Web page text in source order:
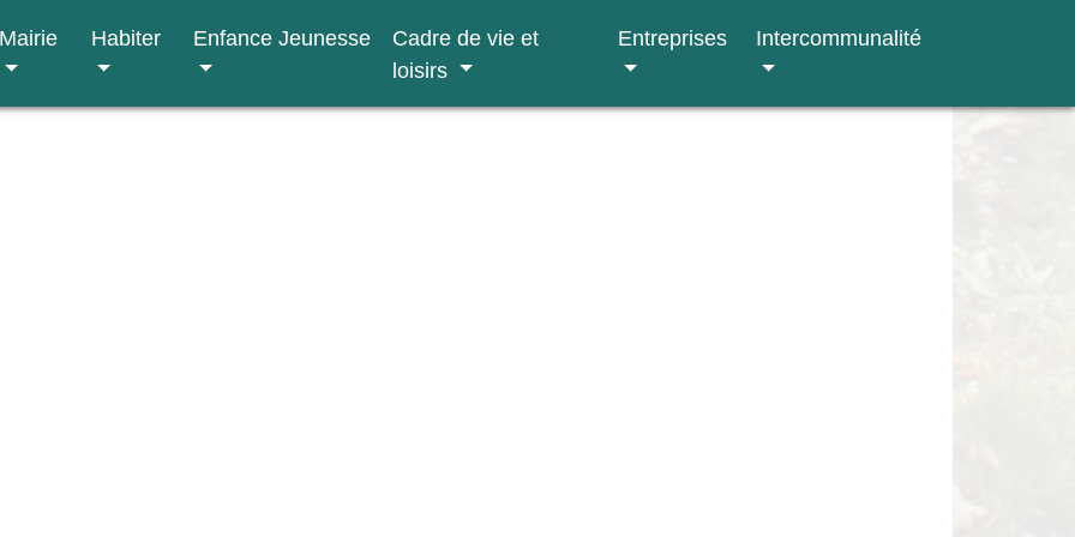
Mairie Habiter Enfance Jeunesse
Cadre de vie et
loisirs
Entreprises Intercommunalité